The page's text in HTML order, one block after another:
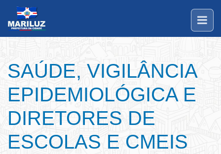
SAÚDE, VIGILÂNCIA
EPIDEMIOLÓGICA E
DIRETORES DE
ESCOLAS E CMEIS